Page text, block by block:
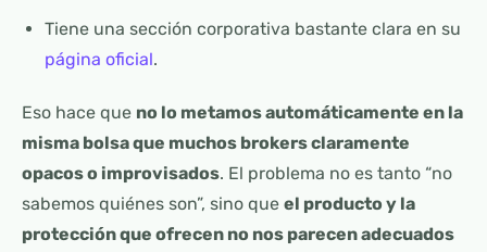
Tiene una sección corporativa bastante clara en su
página oficial.
Eso hace que no lo metamos automáticamente en la
misma bolsa que muchos brokers claramente
opacos o improvisados. El problema no es tanto “no
sabemos quiénes son”, sino que el producto y la
protección que ofrecen no nos parecen adecuados